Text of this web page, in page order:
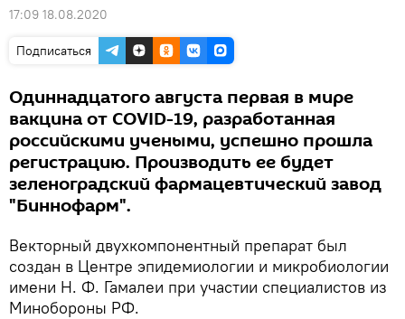
17:09 18.08.2020
Подписаться
Одиннадцатого августа первая в мире
вакцина от COVID-19, разработанная
российскими учеными, успешно прошла
регистрацию. Производить ее будет
зеленоградский фармацевтический завод
"Биннофарм".
Векторный двухкомпонентный препарат был
создан в Центре эпидемиологии и микробиологии
имени Н. Ф. Гамалеи при участии специалистов из
Минобороны РФ.